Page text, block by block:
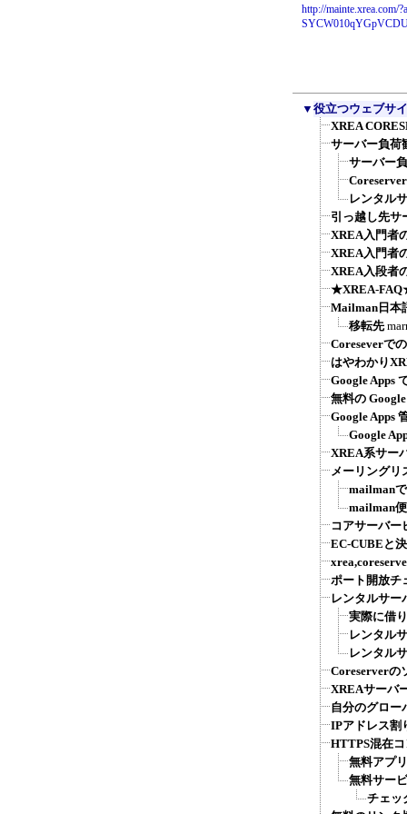
http://
▼ 役立つウェブサ
XREA
サーバー負荷
サーバー
レンタル
引っ越し先サ
XREA入門者
XREA入門者
XREA入段者
★XREA-
Mailman日本
移転先
Coreseverで
はやわかり
Google Apps
無料の
Google Apps
Google
XREA系サー
メーリングリ
mailman
mailman
コアサーバー
EC-CUBEと
ポート開放チ
レンタルサー
実際に借
レンタル
レンタル
Coreserverの
XREAサーバ
自分のグロー
IPアドレス割
HTTPS混在
無料アプ
無料サー
チェッ